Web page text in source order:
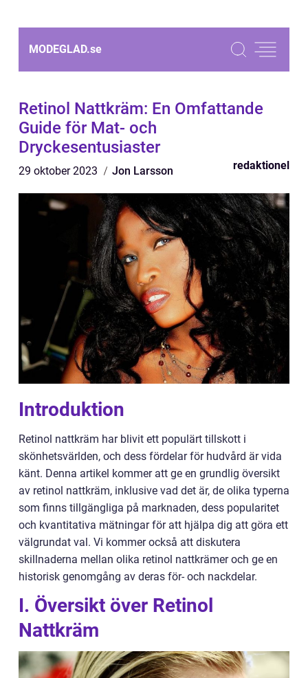
MODEGLAD.se
Retinol Nattkräm: En Omfattande
Guide för Mat- och
Dryckesentusiaster
29 oktober 2023 Jon Larsson redaktionel
Introduktion
Retinol nattkräm har blivit ett populärt tillskott i
skönhetsvärlden, och dess fördelar för hudvård är vida
känt. Denna artikel kommer att ge en grundlig översikt
av retinol nattkräm, inklusive vad det är, de olika typerna
som finns tillgängliga på marknaden, dess popularitet
och kvantitativa mätningar för att hjälpa dig att göra ett
välgrundat val. Vi kommer också att diskutera
skillnaderna mellan olika retinol nattkrämer och ge en
historisk genomgång av deras för- och nackdelar.
I. Översikt över Retinol
Nattkräm